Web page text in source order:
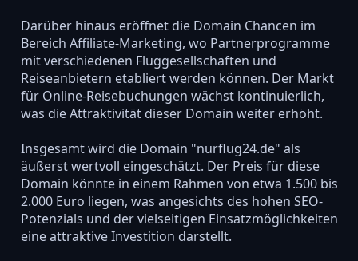
Darüber hinaus eröffnet die Domain Chancen im
Bereich Affiliate-Marketing, wo Partnerprogramme
mit verschiedenen Fluggesellschaften und
Reiseanbietern etabliert werden können. Der Markt
für Online-Reisebuchungen wächst kontinuierlich,
was die Attraktivität dieser Domain weiter erhöht.
Insgesamt wird die Domain "nurflug24.de" als
äußerst wertvoll eingeschätzt. Der Preis für diese
Domain könnte in einem Rahmen von etwa 1.500 bis
2.000 Euro liegen, was angesichts des hohen SEO-
Potenzials und der vielseitigen Einsatzmöglichkeiten
eine attraktive Investition darstellt.